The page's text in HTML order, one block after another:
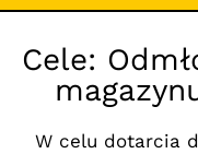
Cele:
W celu dotarcia